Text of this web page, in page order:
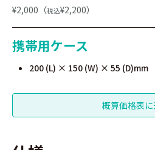
¥2,000（税込¥2,200）
携帯用ケース
200 (L) × 150 (W) × 55 (D)mm